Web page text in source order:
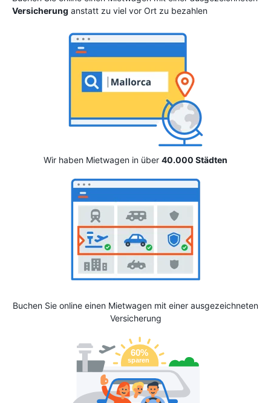
Versicherung anstatt zu viel vor Ort zu bezahlen
Wir haben Mietwagen in über 40.000 Städten
Buchen Sie online einen Mietwagen mit einer ausgezeichneten
Versicherung